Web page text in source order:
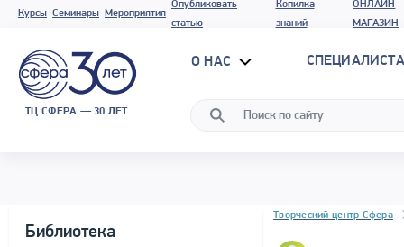
Курсы Семинары Мероприятия
Опубликовать
статью
Копилка
знаний
ОНЛАЙН
МАГАЗИН
ТЦ СФЕРА — 30 ЛЕТ
О НАС
Библиотека
Блок новостей
Творческий центр Сфера